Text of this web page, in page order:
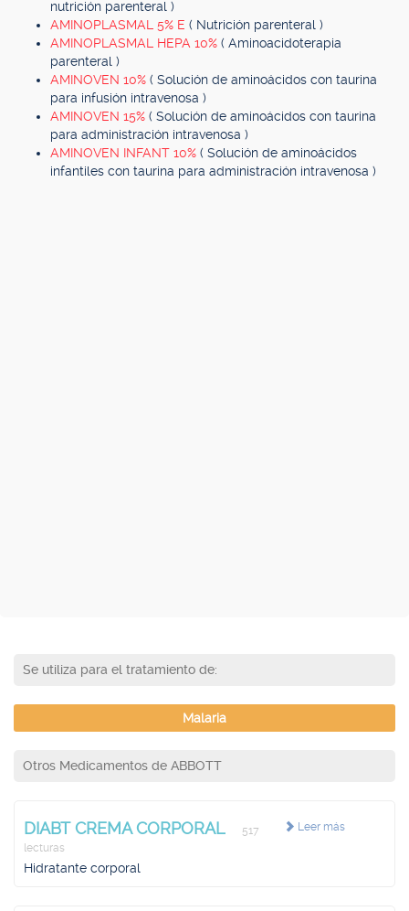
nutrición parenteral )
AMINOPLASMAL 5% E ( Nutrición parenteral )
AMINOPLASMAL HEPA 10% ( Aminoacidoterapia
parenteral )
AMINOVEN 10% ( Solución de aminoácidos con taurina
para infusión intravenosa )
AMINOVEN 15% ( Solución de aminoácidos con taurina
para administración intravenosa )
AMINOVEN INFANT 10% ( Solución de aminoácidos
infantiles con taurina para administración intravenosa )
Se utiliza para el tratamiento de:
Malaria
Otros Medicamentos de ABBOTT
Leer más
DIABT CREMA CORPORAL
517
lecturas
Hidratante corporal